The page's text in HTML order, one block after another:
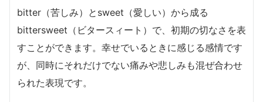
bitter（苦しみ）とsweet（愛しい）から成る
bittersweet（ビタースィート）で、初期の切なさを表
すことができます。幸せでいるときに感じる感情です
が、同時にそれだけでない痛みや悲しみも混ぜ合わせ
られた表現です。